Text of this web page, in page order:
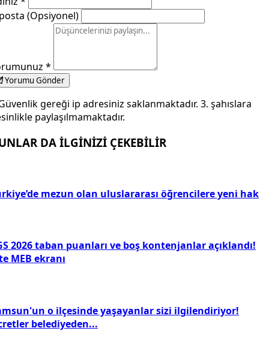
(Opsiyonel)
*
Yorumu Gönder
gereği ip adresiniz saklanmaktadır. 3. şahıslara
paylaşılmamaktadır.
DA İLGİNİZİ ÇEKEBİLİR
mezun olan uluslararası öğrencilere yeni hak
2026 taban puanları ve boş kontenjanlar açıklandı!
MEB ekranı
o ilçesinde yaşayanlar sizi ilgilendiriyor!
belediyeden...